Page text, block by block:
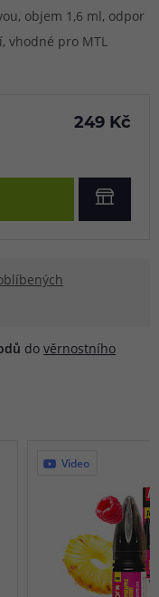
objem 1,6 ml, odpor
vhodné pro MTL
249 Kč
do věrnostního
Video